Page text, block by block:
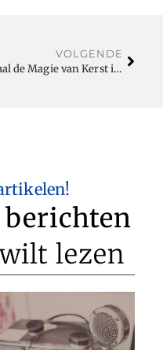
VOLGENDE
Haal de Magie van Kerst in Huis met Kunstkerstboompunt.nl – Ontdek de Perfecte Kunstkerstboom
lezen